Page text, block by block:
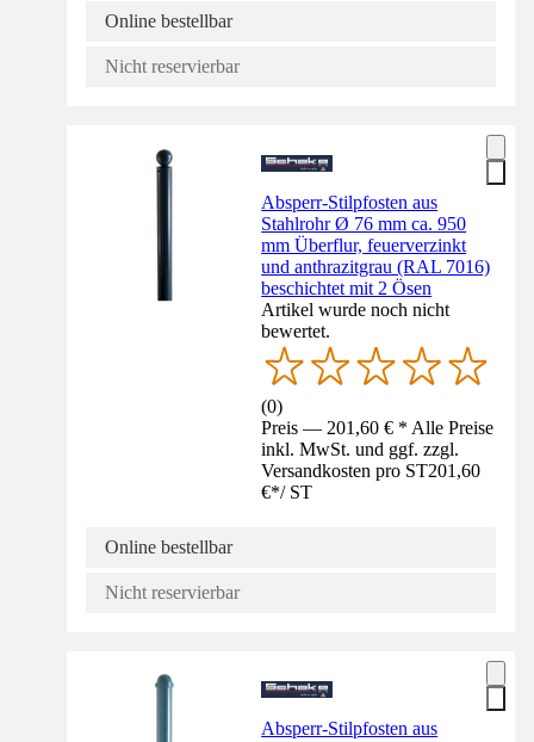
Online bestellbar
Nicht reservierbar
Absperr-Stilpfosten aus
Stahlrohr Ø 76 mm ca. 950
mm Überflur, feuerverzinkt
und anthrazitgrau (RAL 7016)
beschichtet mit 2 Ösen
Artikel wurde noch nicht
bewertet.
(0)
Preis — 201,60 € * Alle Preise
inkl. MwSt. und ggf. zzgl.
Versandkosten pro ST201,60
€*/ ST
Online bestellbar
Nicht reservierbar
Absperr-Stilpfosten aus